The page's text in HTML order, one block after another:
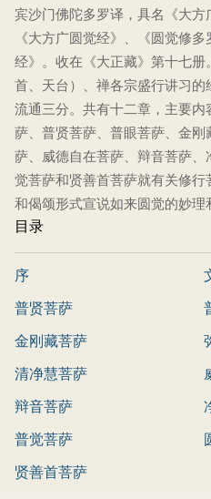
宾沙门佛陀多罗译，具名《大
《大方广圆觉经》、《圆觉修
经》。收在《大正藏》第十七
首、天台）、禅各宗盛行讲习的
流通三分。共有十二章，主要
萨、普贤菩萨、普眼菩萨、金
萨、威德自在菩萨、辩音菩萨
觉菩萨和贤善首菩萨就有关修
和偈颂形式宣说如来圆觉的妙理
目录
序
普贤菩萨
金刚藏菩萨
清净慧菩萨
辩音菩萨
普觉菩萨
贤善首菩萨